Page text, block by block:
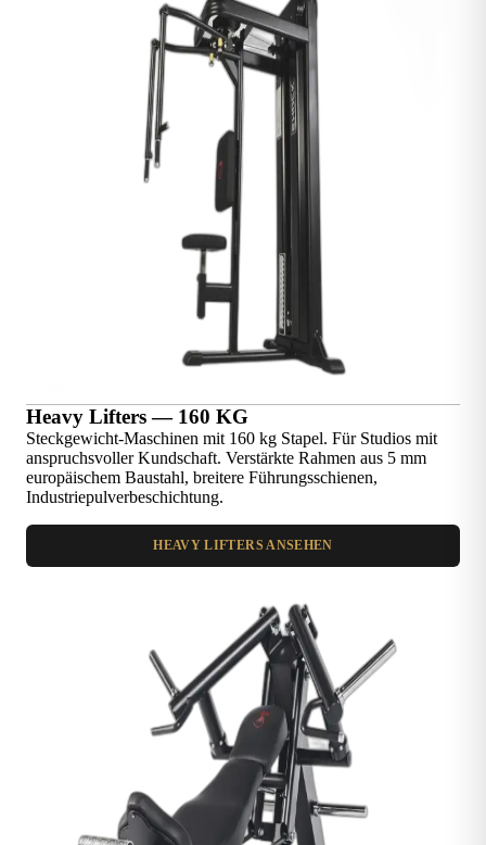
Heavy Lifters — 160 KG
Steckgewicht-Maschinen mit 160 kg Stapel. Für Studios mit
anspruchsvoller Kundschaft. Verstärkte Rahmen aus 5 mm
europäischem Baustahl, breitere Führungsschienen,
Industriepulverbeschichtung.
HEAVY LIFTERS ANSEHEN